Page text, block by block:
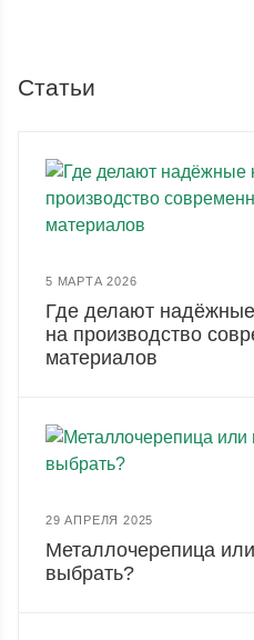
Статьи
5 МАРТА 2026
Где делают надёжные
на производство
материалов
29 АПРЕЛЯ 2025
Металлочерепица
выбрать?